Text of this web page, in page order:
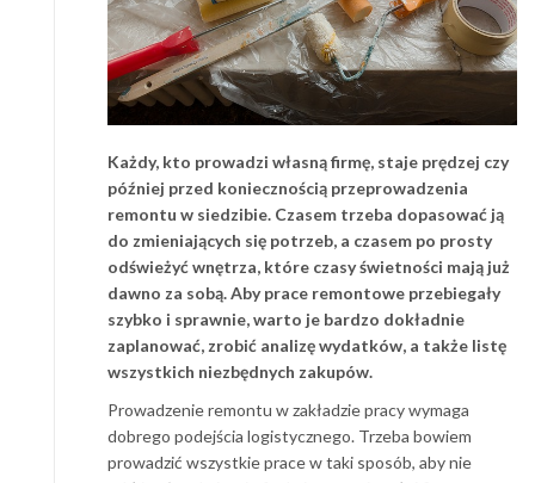
Każdy, kto prowadzi własną firmę, staje prędzej czy
później przed koniecznością przeprowadzenia
remontu w siedzibie. Czasem trzeba dopasować ją
do zmieniających się potrzeb, a czasem po prosty
odświeżyć wnętrza, które czasy świetności mają już
dawno za sobą. Aby prace remontowe przebiegały
szybko i sprawnie, warto je bardzo dokładnie
zaplanować, zrobić analizę wydatków, a także listę
wszystkich niezbędnych zakupów.
Prowadzenie remontu w zakładzie pracy wymaga
dobrego podejścia logistycznego. Trzeba bowiem
prowadzić wszystkie prace w taki sposób, aby nie